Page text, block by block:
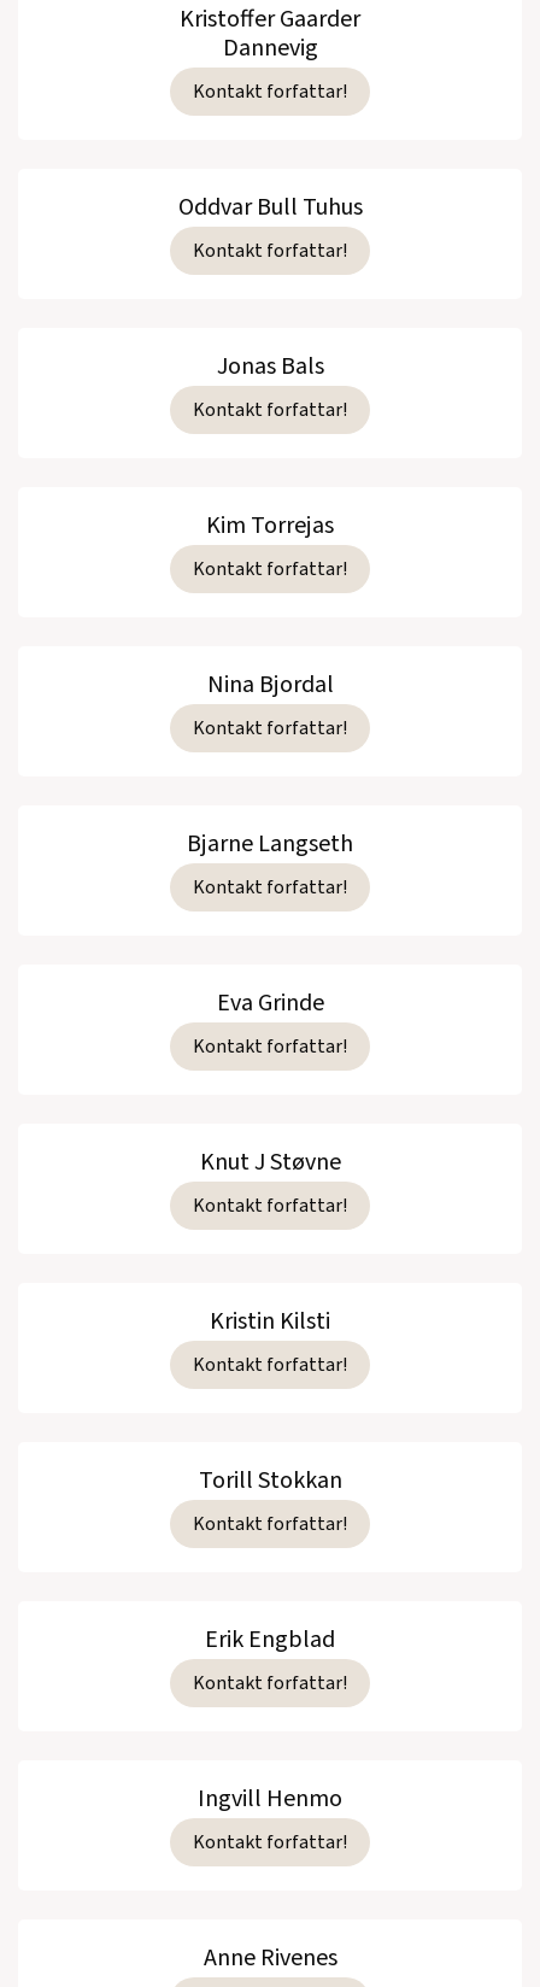
Kristoffer Gaarder
Dannevig
Kontakt forfattar!
Oddvar Bull Tuhus
Kontakt forfattar!
Jonas Bals
Kontakt forfattar!
Kim Torrejas
Kontakt forfattar!
Nina Bjordal
Kontakt forfattar!
Bjarne Langseth
Kontakt forfattar!
Eva Grinde
Kontakt forfattar!
Knut J Støvne
Kontakt forfattar!
Kristin Kilsti
Kontakt forfattar!
Torill Stokkan
Kontakt forfattar!
Erik Engblad
Kontakt forfattar!
Ingvill Henmo
Kontakt forfattar!
Anne Rivenes